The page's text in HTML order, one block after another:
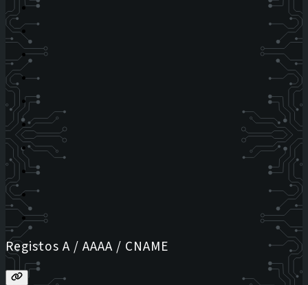
Registos A / AAAA / CNAME